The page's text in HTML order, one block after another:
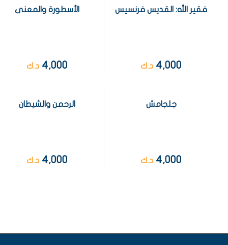
فقير الله: القديس فرنسيس
4,000 د.ك
الأسطورة والمعنى
4,000 د.ك
جلجامش
4,000 د.ك
الرحمن والشيطان
4,000 د.ك